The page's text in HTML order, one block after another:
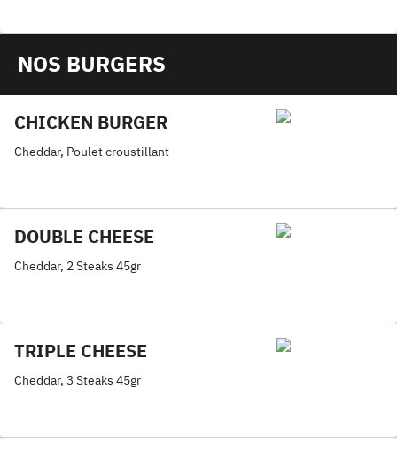
NOS BURGERS
CHICKEN BURGER
Cheddar, Poulet croustillant
DOUBLE CHEESE
Cheddar, 2 Steaks 45gr
TRIPLE CHEESE
Cheddar, 3 Steaks 45gr